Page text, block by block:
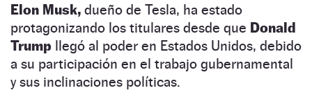
Elon Musk, dueño de Tesla, ha estado
protagonizando los titulares desde que Donald
Trump llegó al poder en Estados Unidos, debido
a su participación en el trabajo gubernamental
y sus inclinaciones políticas.